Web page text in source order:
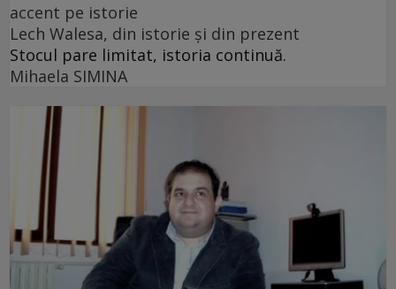
accent pe istorie
Lech Walesa, din istorie și din prezent
Stocul pare limitat, istoria continuă.
Mihaela SIMINA